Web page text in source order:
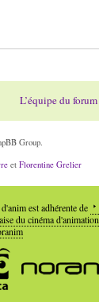
L’équipe du forum
Group.
etFlorentine Grelier
est adhérente de
du cinéma d'animation